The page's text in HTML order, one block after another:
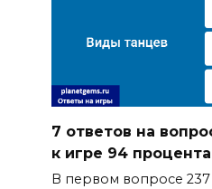
7 ответов на
к игре 94 процента
В первом вопросе